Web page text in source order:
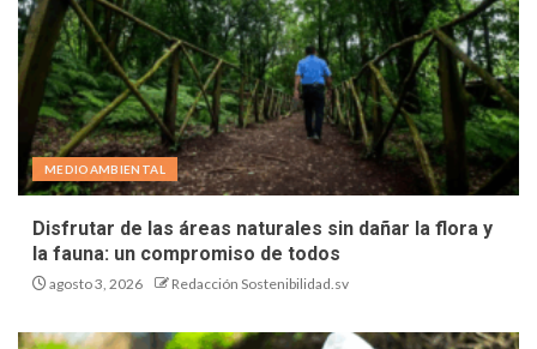
MEDIOAMBIENTAL
Disfrutar de las áreas naturales sin dañar la flora y
la fauna: un compromiso de todos
agosto 3, 2026 Redacción Sostenibilidad.sv